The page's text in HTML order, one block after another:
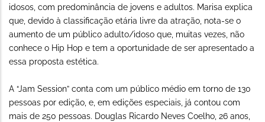
idosos, com predominância de jovens e adultos. Marisa explica
que, devido à classificação etária livre da atração, nota-se o
aumento de um público adulto/idoso que, muitas vezes, não
conhece o Hip Hop e tem a oportunidade de ser apresentado a
essa proposta estética.
A “Jam Session” conta com um público médio em torno de 130
pessoas por edição, e, em edições especiais, já contou com
mais de 250 pessoas. Douglas Ricardo Neves Coelho, 26 anos,